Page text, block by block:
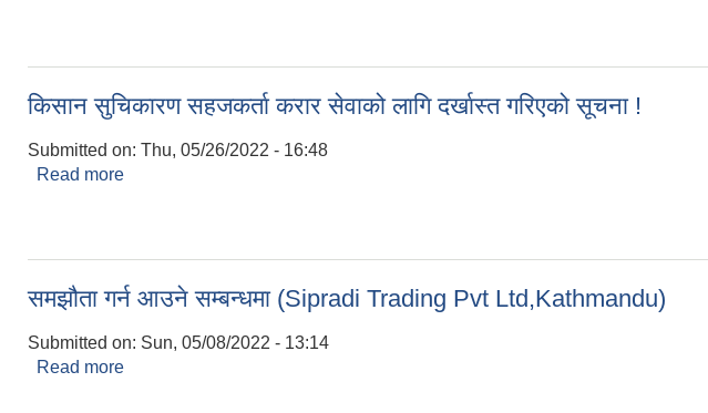
किसान सुचिकारण सहजकर्ता करार सेवाको लागि दर्खास्त गरिएको सूचना !
Submitted on: Thu, 05/26/2022 - 16:48
Read more
समझौता गर्न आउने सम्बन्धमा (Sipradi Trading Pvt Ltd,Kathmandu)
Submitted on: Sun, 05/08/2022 - 13:14
Read more